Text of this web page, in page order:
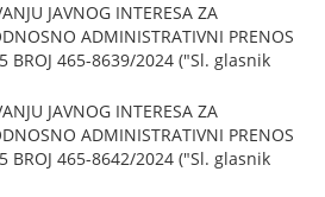
JAVNOG INTERESA ZA
ADMINISTRATIVNI PRENOS
BROJ 465-8639/2024 ("Sl. glasnik
JAVNOG INTERESA ZA
ADMINISTRATIVNI PRENOS
BROJ 465-8642/2024 ("Sl. glasnik